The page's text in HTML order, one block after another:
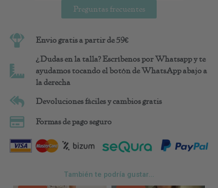
Preguntas frecuentes
Envio gratis a partir de 59€
¿Dudas en la talla? Escríbenos por Whatsapp y te
ayudamos tocando el botón de WhatsApp abajo a
la derecha
Devoluciones fáciles y cambios gratis
Formas de pago seguro
También te podría gustar...